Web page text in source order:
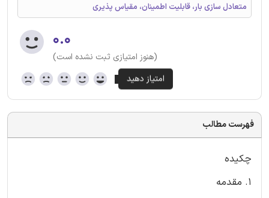
متعادل سازی بار، قابلیت اطمینان، مقیاس پذیری
۰.۰
(هنوز امتیازی ثبت نشده است)
فهرست مطالب
چکیده
1. مقدمه